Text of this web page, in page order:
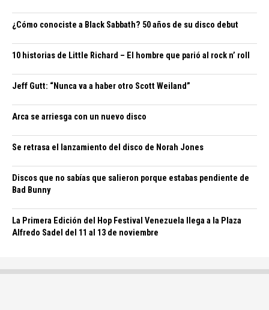
¿Cómo conociste a Black Sabbath? 50 años de su disco debut
10 historias de Little Richard – El hombre que parió al rock n’ roll
Jeff Gutt: “Nunca va a haber otro Scott Weiland”
Arca se arriesga con un nuevo disco
Se retrasa el lanzamiento del disco de Norah Jones
Discos que no sabías que salieron porque estabas pendiente de
Bad Bunny
La Primera Edición del Hop Festival Venezuela llega a la Plaza
Alfredo Sadel del 11 al 13 de noviembre